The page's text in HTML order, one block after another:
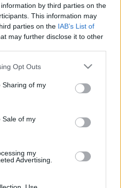
by third parties on the
This information may
parties on the IAB’s List of
may further disclose it to other
app uses one or more Google
behaviour. You may click to
and its third-party tags to
purposes in below Google
Opt Outs
Sharing of my
Sale of my
my
Advertising.
nevező dilinyós
mondta le a trumppartit,
zárta a spájzajtót.
nem Obama elnöksége
alatt lett milliárdos, élet-
hazahajtat
előtte sábesz, utána
kósersushi, a sok ugari
hogy megint a zsidók